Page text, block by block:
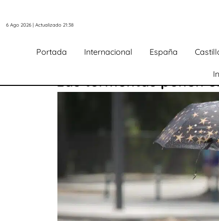
6 Ago 2026 | Actualizado 21:38
Portada Internacional España
Las tormentas ponen